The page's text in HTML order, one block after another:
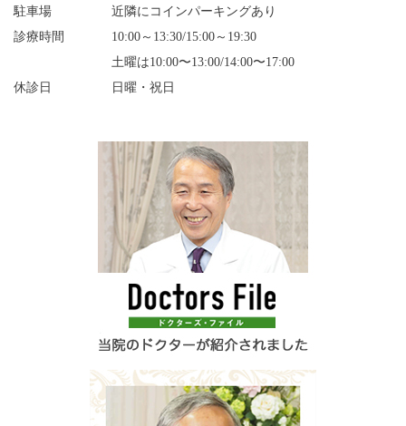
駐車場
近隣にコインパーキングあり
診療時間
10:00～13:30/15:00～19:30
土曜は10:00〜13:00/14:00〜17:00
休診日
日曜・祝日